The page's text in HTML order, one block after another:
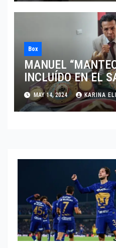
Box
MANUEL
INCLUÍDO EN EL
FAMA DEL BOXEO
MAY 14, 2024 KARINA